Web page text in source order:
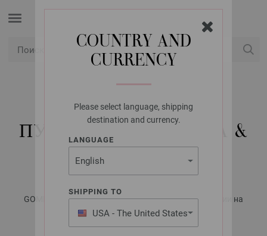
COUNTRY AND
CURRENCY
Please select language, shipping
destination and currency.
LANGUAGE
SHIPPING TO
USA - The United States
of America
LANA GROSSA
ПУЛОВЕР COTONELLA &
COTONELLA MULTI
GOMITOLO No. 15 - Журнал на немецком, инструкции на
русском языке | Модель 9